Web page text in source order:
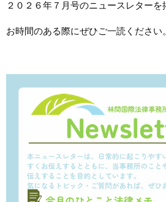
２０２６年７月号のニュースレターを
お時間のある際にぜひご一読ください。